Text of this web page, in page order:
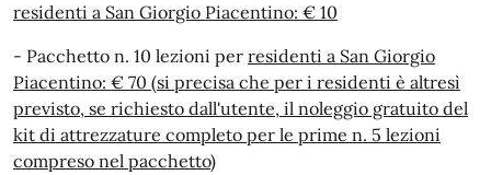
residenti a San Giorgio Piacentino: € 10
- Pacchetto n. 10 lezioni per residenti a San Giorgio
Piacentino: € 70 (si precisa che per i residenti è altresì
previsto, se richiesto dall'utente, il noleggio gratuito del
kit di attrezzature completo per le prime n. 5 lezioni
compreso nel pacchetto)